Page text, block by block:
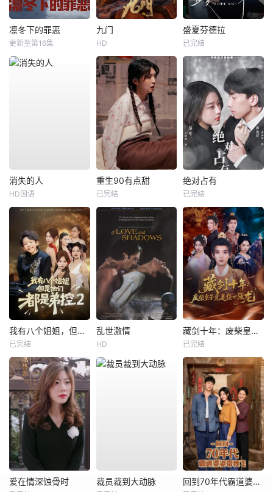
凛冬下的罪恶
更新至第16集
九门
HD
盛夏芬德拉
已完结
消失的人
HD国语
重生90有点甜
已完结
绝对占有
已完结
我有八个姐姐，但是他们都是弟控2
已完结
乱世激情
HD
藏剑十年：废柴皇子竟是绝世强龙
已完结
爱在情深蚀骨时 裁员裁到大动脉 回到70年代霸道婆婆带我飞